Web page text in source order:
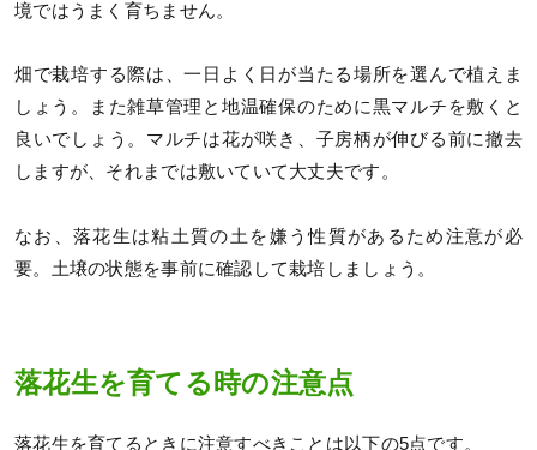
境ではうまく育ちません。
畑で栽培する際は、一日よく日が当たる場所を選んで植えま
しょう。また雑草管理と地温確保のために黒マルチを敷くと
良いでしょう。マルチは花が咲き、子房柄が伸びる前に撤去
しますが、それまでは敷いていて大丈夫です。
なお、落花生は粘土質の土を嫌う性質があるため注意が必
要。土壌の状態を事前に確認して栽培しましょう。
落花生を育てる時の注意点
落花生を育てるときに注意すべきことは以下の5点です。